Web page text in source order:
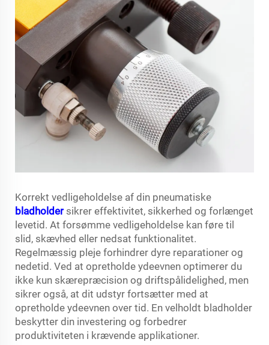
Korrekt vedligeholdelse af din pneumatiske
bladholder sikrer effektivitet, sikkerhed og forlænget
levetid. At forsømme vedligeholdelse kan føre til
slid, skævhed eller nedsat funktionalitet.
Regelmæssig pleje forhindrer dyre reparationer og
nedetid. Ved at opretholde ydeevnen optimerer du
ikke kun skærepræcision og driftspålidelighed, men
sikrer også, at dit udstyr fortsætter med at
opretholde ydeevnen over tid. En velholdt bladholder
beskytter din investering og forbedrer
produktiviteten i krævende applikationer.